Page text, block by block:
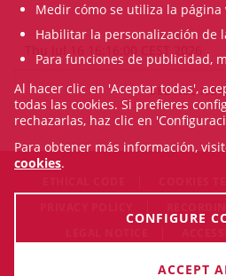
Thu Jul 16 16:16:00 CEST 2026
SEE ALL
© Mon Aug 10 13:18:11 CEST
Medir cómo se utiliza la página
Habilitar la personalización de
Para funciones de publicidad,
Al hacer clic en 'Aceptar todas',
todas las cookies. Si prefieres
rechazarlas, haz clic en
Para obtener más información,
cookies.
CONFIGURE
ACCEPT